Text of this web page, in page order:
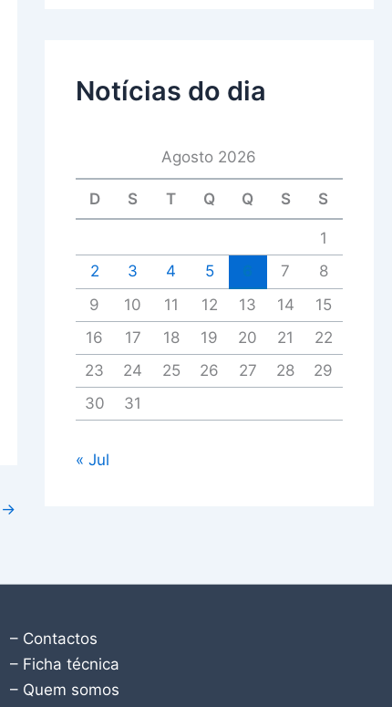
→
Notícias do dia
Agosto 2026
D S T Q Q S S
1
2
3 4 5 7
8
9
10 11 12 13 14
15
16
17 18 19 20 21
22
23
24 25 26 27 28
29
30
31
« Jul
– Contactos
– Ficha técnica
– Quem somos